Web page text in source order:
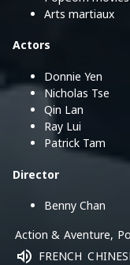
Arts martiaux
Actors
Donnie Yen
Nicholas Tse
Qin Lan
Ray Lui
Patrick Tam
Director
Benny Chan
Action & Aventure,
FRENCH